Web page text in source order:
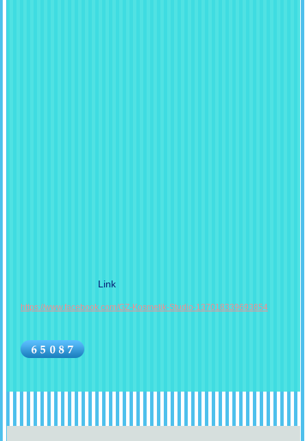
Link
https://www.facebook.com/GZ-Kosmetik-Studio-137018339693854